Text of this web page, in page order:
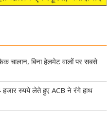
चालान, बिना हेलमेट वालों पर सबसे
4 हजार रुपये लेते हुए ACB ने रंगे हाथ